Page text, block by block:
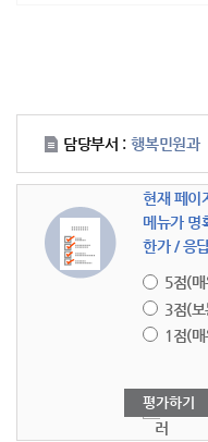
담당부서 : 행복민원과
현재 페이
메뉴가 명
한가 / 응
5점(
3점(보
1점(
여
러